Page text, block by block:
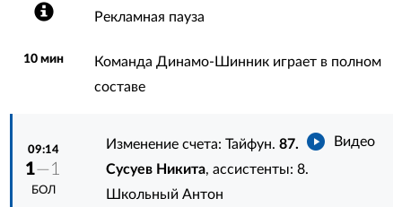
Рекламная пауза
10 мин
Команда Динамо-Шинник играет в полном
составе
09:14
1—1
БОЛ
Видео
Изменение счета: Тайфун.87.
Сусуев Никита, ассистенты:8.
Школьный Антон